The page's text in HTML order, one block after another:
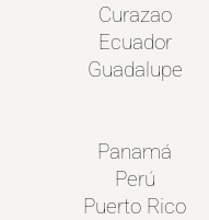
Curazao
Ecuador
Guadalupe
Panamá
Perú
Puerto Rico